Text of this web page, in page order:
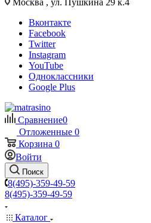
Москва , ул. Пушкина 29 к.4
Вконтакте
Facebook
Twitter
Instagram
YouTube
Одноклассники
Google Plus
Сравнение0
Отложенные 0
Корзина 0
Войти
Поиск
8(495)-359-49-59
8(495)-359-49-59
Каталог